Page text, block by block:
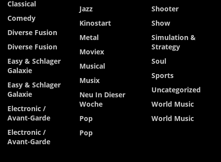
Classical
Comedy
Diverse Fusion
Diverse Fusion
Easy & Schlager
Galaxie
Easy & Schlager
Galaxie
Electronic /
Avant-Garde
Electronic /
Avant-Garde
Jazz
Kinostart
Metal
Moviex
Musical
Musix
Neu In Dieser
Woche
Pop
Pop
Shooter
Show
Simulation &
Strategy
Soul
Sports
Uncategorized
World Music
World Music